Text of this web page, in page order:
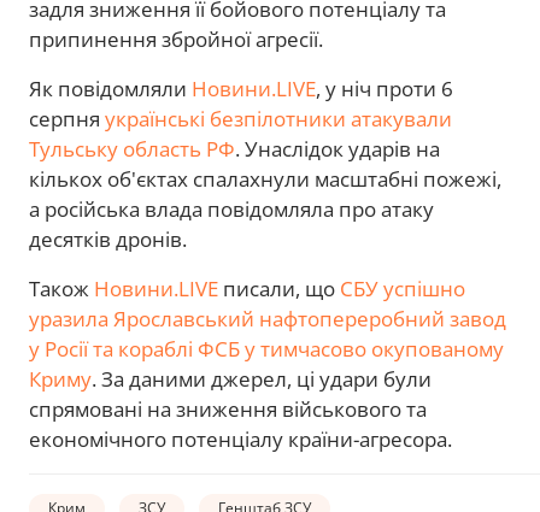
задля зниження її бойового потенціалу та
припинення збройної агресії.
Як повідомляли Новини.LIVE, у ніч проти 6
серпня українські безпілотники атакували
Тульську область РФ. Унаслідок ударів на
кількох об'єктах спалахнули масштабні пожежі,
а російська влада повідомляла про атаку
десятків дронів.
Також Новини.LIVE писали, що СБУ успішно
уразила Ярославський нафтопереробний завод
у Росії та кораблі ФСБ у тимчасово окупованому
Криму. За даними джерел, ці удари були
спрямовані на зниження військового та
економічного потенціалу країни-агресора.
Крим ЗСУ Генштаб ЗСУ